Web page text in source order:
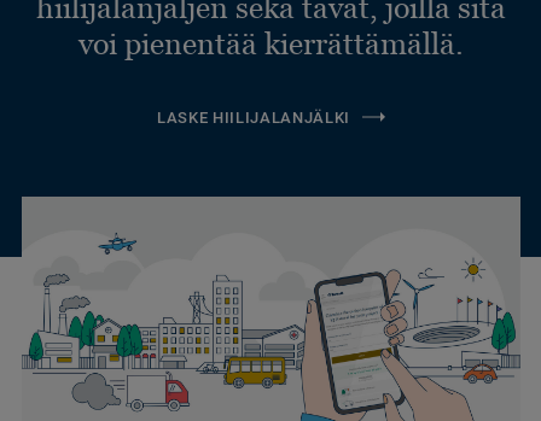
hiilijalanjäljen sekä tavat, joilla sitä
voi pienentää kierrättämällä.
LASKE HIILIJALANJÄLKI